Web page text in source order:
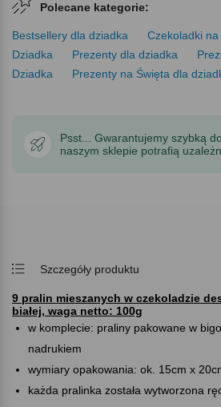
Polecane kategorie:
Bestsellery dla dziadka
Czekoladki
Dziadka
Prezenty dla dziadka
Dziadka
Prezenty na Święta dla
Psst... Gwarantujemy szybką
naszym sklepie potrafią
Szczegóły produktu
9 pralin mieszanych w czekoladzie
białej, waga netto: 100g
w komplecie: praliny pakowane w
nadrukiem
wymiary opakowania: ok. 15cm x
każda pralinka została wytworzona